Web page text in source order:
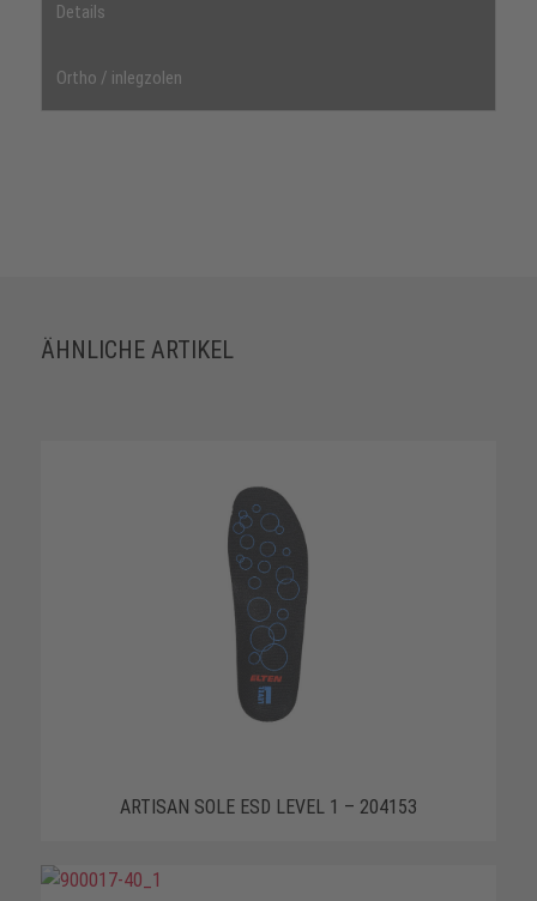
Details
Ortho / inlegzolen
ÄHNLICHE ARTIKEL
ARTISAN SOLE ESD LEVEL 1 – 204153